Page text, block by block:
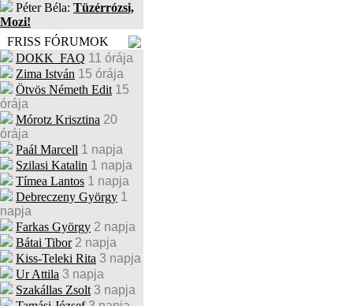
Péter Béla: Tüzérrózsi,
Mozi!
FRISS FÓRUMOK
DOKK_FAQ 11 órája
Zima István 15 órája
Ötvös Németh Edit 15
órája
Mórotz Krisztina 20
órája
Paál Marcell 1 napja
Szilasi Katalin 1 napja
Tímea Lantos 1 napja
Debreczeny György 1
napja
Farkas György 2 napja
Bátai Tibor 2 napja
Kiss-Teleki Rita 3 napja
Ur Attila 3 napja
Szakállas Zsolt 3 napja